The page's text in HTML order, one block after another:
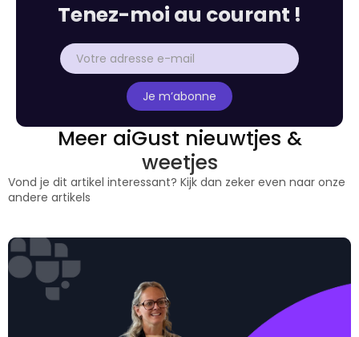
Tenez-moi au courant !
Meer aiGust nieuwtjes &
weetjes
Vond je dit artikel interessant? Kijk dan zeker even naar onze
andere artikels